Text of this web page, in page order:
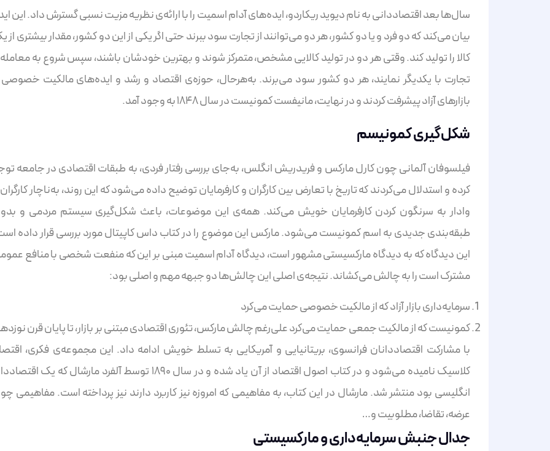
سال‌ها بعد اقتصاددانی به نام دیوید ریکاردو، ایده‌های آدام اسمیت را با ارائه‌ی نظریه مزیت نسبی گسترش داد. این
بیان می‌کند که دو فرد و یا دو کشور، هر دو می‌توانند از تجارت سود ببرند حتی اگر یکی از این دو کشور، مقدار بیشتری از
کالا را تولید کند. وقتی هر دو در تولید کالایی مشخص، متمرکز شوند و بهترین خودشان باشند، سپس شروع به
تجارت با یکدیگر نمایند، هر دو کشور سود می‌برند. به‌هرحال، حوزه‌ی اقتصاد و رشد و ایده‌های مالکیت
بازارهای آزاد پیشرفت کردند و در نهایت، مانیفست کمونیست در سال ۱۸۴۸ به وجود آمد.
شکل‌گیری کمونیسم
فیلسوفان آلمانی چون کارل مارکس و فریدریش انگلس، به‌جای بررسی رفتار فردی، به طبقات اقتصادی در جامعه
کرده و استدلال می‌کردند که تاریخ با تعارض بین کارگران و کارفرمایان توضیح داده می‌شود که این روند، به‌ناچار کارگران
وادار به سرنگون کردن کارفرمایان خویش می‌کند. همه‌ی این موضوعات، باعث شکل‌گیری سیستم مردمی و
طبقه‌بندی جدیدی به اسم کمونیست می‌شود. مارکس این موضوع را در کتاب داس کاپیتال مورد بررسی قرار داده
این دیدگاه که به دیدگاه مارکسیستی مشهور است، دیدگاه آدام اسمیت مبنی بر این که منفعت شخصی با منافع
مشترک است را به چالش می‌کشاند. نتیجه‌ی اصلی این چالش‌ها دو جبهه مهم و اصلی بود:
سرمایه‌داری بازار آزاد که از مالکیت خصوصی حمایت می‌کرد
کمونیست که از مالکیت جمعی حمایت می‌کرد علی‌رغم چالش مارکس، تئوری اقتصادی مبتنی بر بازار، تا پایان قرن
با مشارکت اقتصاددانان فرانسوی، بریتانیایی و آمریکایی به تسلط خویش ادامه داد. این مجموعه‌ی فکری،
کلاسیک نامیده می‌شود و در کتاب اصول اقتصاد از آن یاد شده و در سال ۱۸۹۰ توسط آلفرد مارشال که یک
انگلیسی بود منتشر شد. مارشال در این کتاب، به مفاهیمی که امروزه نیز کاربرد دارند نیز پرداخته است. مفاهیمی
عرضه، تقاضا، مطلوبیت و…
جدال جنبش سرمایه‌داری و مارکسیستی